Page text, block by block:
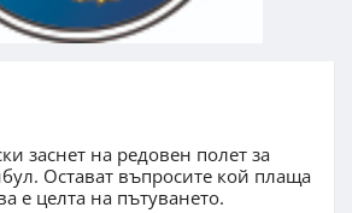
заснет на редовен полет за
Остават въпросите кой плаща
е целта на пътуването.